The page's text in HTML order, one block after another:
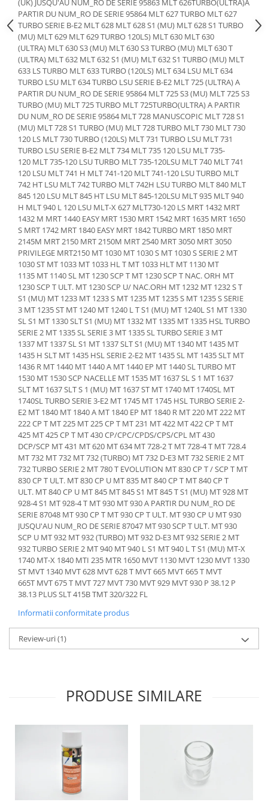
Etrieri
Placute de frana
Pompa de frana - cilindru de frana
Frana utilaje
Supapa franare
Kit reparatii
Cabluri frana
Rezervor lichid de frana
Lichid de frana
Antigel frane
Piese fara categorie
Sepci
Garnituri utilaje
Siguranta
Abtibilduri - Etichete
Girofar
Piese electrice
Cabluri si mufe
Mufe si pini
Piese contact
Contactor 12V
Contactoare 24V
Contactoare 48V
Motoare electrice
Placa electronica
Contact general - Ciuperca
Pedala
Sigurante
Becuri indicatoare
Limitatori
Potentiometre
Senzori de unghi
Bobina solenoid
Bobina 24V
Senzor presiune ulei
Senzori temperatura ulei
Senzori suprasarcina
Senzori proximitate
Senzori de viraj
Senzori de inclinatie
Contact 2 pozitii
Contact 4 pozitii
Selector 2 pozitii
Selector 3 pozitii
Intrerupator basculant 2 pozitii
Piese Lamborghini
Piese Same
Piese Renault
Piese Hurlimann
Piese Zetor
Piese Weidemann
Piese Ausa
Piese Sennebogen
Piese Still
Piese Timberjack
Piese Valmet Valtra
Piese Vogele
Piese Yuchai
Piese Zeppelin
Piese Schaeff
Piese Putzmeister
Piese Mitsubishi
Piese Matbro
Piese Lindner
Piese Kramer
Piese Kaiser
Piese Jacobsen
Piese Ingersoll Rand
Piese Hanomag
Piese Hamm
Piese Goldoni
Piese Furukawa
Piese Ford
Piese Ferrari
Piese Faun
Piese Dynapack
Piese Compair
Piese Case Construction
Piese Case Poclain
Piese Barthoud
Piese Benford
Piese Baumann
(UK) JUSQU'AU NUM_RO DE SERIE 95863 MLT 626TURBO(ULTRA)A
PARTIR DU NUM_RO DE SERIE 95864 MLT 627 TURBO MLT 627
TURBO SERIE B-E2 MLT 628 MLT 628 S1 (MU) MLT 628 S1 TURBO
(MU) MLT 629 MLT 629 TURBO 120LS) MLT 630 MLT 630
(ULTRA) MLT 630 S3 (MU) MLT 630 S3 TURBO (MU) MLT 630 T
(ULTRA) MLT 632 MLT 632 S1 (MU) MLT 632 S1 TURBO (MU) MLT
633 LS TURBO MLT 633 TURBO (120LS) MLT 634 LSU MLT 634
TURBO LSU MLT 634 TURBO LSU SERIE B-E2 MLT 725 (ULTRA) A
PARTIR DU NUM_RO DE SERIE 95864 MLT 725 S3 (MU) MLT 725 S3
TURBO (MU) MLT 725 TURBO MLT 725TURBO(ULTRA) A PARTIR
DU NUM_RO DE SERIE 95864 MLT 728 MANUSCOPIC MLT 728 S1
(MU) MLT 728 S1 TURBO (MU) MLT 728 TURBO MLT 730 MLT 730
120 LS MLT 730 TURBO (120LS) MLT 731 TURBO LSU MLT 731
TURBO LSU SERIE B-E2 MLT 734 MLT 735 120 LSU MLT 735-
120 MLT 735-120 LSU TURBO MLT 735-120LSU MLT 740 MLT 741
120 LSU MLT 741 H MLT 741-120 MLT 741-120 LSU TURBO MLT
742 HT LSU MLT 742 TURBO MLT 742H LSU TURBO MLT 840 MLT
845 120 LSU MLT 845 HT LSU MLT 845-120LSU MLT 935 MLT 940
H MLT 940 L 120 LSU MLT-X 627 MLT730-120 LS MRT 1432 MRT
1432 M MRT 1440 EASY MRT 1530 MRT 1542 MRT 1635 MRT 1650
S MRT 1742 MRT 1840 EASY MRT 1842 TURBO MRT 1850 MRT
2145M MRT 2150 MRT 2150M MRT 2540 MRT 3050 MRT 3050
PRIVILEGE MRT2150 MT 1030 MT 1030 S MT 1030 S SERIE 2 MT
1030 ST MT 1033 MT 1033 HL T MT 1033 HLT MT 1130 MT
1135 MT 1140 SL MT 1230 SCP T MT 1230 SCP T NAC. ORH MT
1230 SCP T ULT. MT 1230 SCP U/ NAC.ORH MT 1232 MT 1232 S T
S1 (MU) MT 1233 MT 1233 S MT 1235 MT 1235 S MT 1235 S SERIE
3 MT 1235 ST MT 1240 MT 1240 L T S1 (MU) MT 1240L S1 MT 1330
SL S1 MT 1330 SLT S1 (MU) MT 1332 MT 1335 MT 1335 HSL TURBO
SERIE 2 MT 1335 SL SERIE 3 MT 1335 SL TURBO SERIE 3 MT
1337 MT 1337 SL S1 MT 1337 SLT S1 (MU) MT 1340 MT 1435 MT
1435 H SLT MT 1435 HSL SERIE 2-E2 MT 1435 SL MT 1435 SLT MT
1436 R MT 1440 MT 1440 A MT 1440 EP MT 1440 SL TURBO MT
1530 MT 1530 SCP NACELLE MT 1535 MT 1637 SL S 1 MT 1637
SLT MT 1637 SLT S 1 (MU) MT 1637 ST MT 1740 MT 1740SL MT
1740SL TURBO SERIE 3-E2 MT 1745 MT 1745 HSL TURBO SERIE 2-
E2 MT 1840 MT 1840 A MT 1840 EP MT 1840 R MT 220 MT 222 MT
222 CP T MT 225 MT 225 CP T MT 231 MT 422 MT 422 CP T MT
425 MT 425 CP T MT 430 CP/CPC/CPDS/CPS/CPL MT 430
DCP/SCP MT 431 MT 620 MT 634 MT 728-2 T MT 728-4 T MT 728.4
MT 732 MT 732 MT 732 (TURBO) MT 732 D-E3 MT 732 SERIE 2 MT
732 TURBO SERIE 2 MT 780 T EVOLUTION MT 830 CP T / SCP T MT
830 CP T ULT. MT 830 CP U MT 835 MT 840 CP T MT 840 CP T
ULT. MT 840 CP U MT 845 MT 845 S1 MT 845 T S1 (MU) MT 928 MT
928-4 S1 MT 928-4 T MT 930 MT 930 A PARTIR DU NUM_RO DE
SERIE 87048 MT 930 CP T MT 930 CP T ULT. MT 930 CP U MT 930
JUSQU'AU NUM_RO DE SERIE 87047 MT 930 SCP T ULT. MT 930
SCP U MT 932 MT 932 (TURBO) MT 932 D-E3 MT 932 SERIE 2 MT
932 TURBO SERIE 2 MT 940 MT 940 L S1 MT 940 L T S1 (MU) MT-X
1740 MT-X 1840 MTI 235 MTR 1650 MVT 1130 MVT 1230 MVT 1330
ST MVT 1340 MVT 628 MVT 628 T MVT 665 MVT 665 T MVT
665T MVT 675 T MVT 727 MVT 730 MVT 929 MVT 930 P 38.12 P
38.13 PLUS SLT 415B TMT 320/322 FL
Informatii conformitate produs
Review-uri(1)
PRODUSE SIMILARE